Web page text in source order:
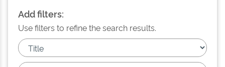
Add filters:
Use filters to refine the search results.